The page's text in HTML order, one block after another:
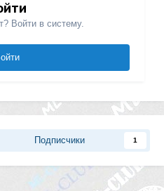
Войти в систему.
Подписчики 1